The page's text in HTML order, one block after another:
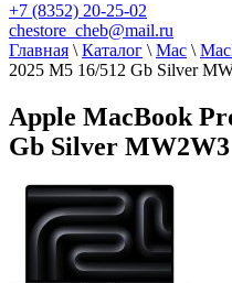
+7 (8352) 20-25-02
chestore_cheb@mail.ru
Главная \ Каталог \ Mac \
2025 M5 16/512 Gb Silver
Apple MacBook
Gb Silver MW2W3